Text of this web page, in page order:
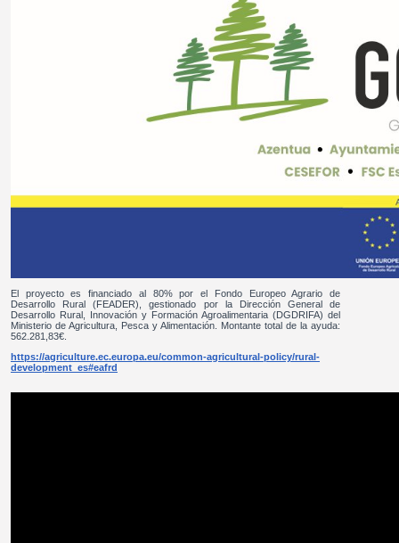
El proyecto es financiado al 80% por el Fondo Europeo Agrario de
Desarrollo Rural (FEADER), gestionado por la Dirección General de
Desarrollo Rural, Innovación y Formación Agroalimentaria (DGDRIFA) del
Ministerio de Agricultura, Pesca y Alimentación. Montante total de la ayuda:
562.281,83€.
https://agriculture.ec.europa.eu/common-agricultural-policy/rural-
development_es#eafrd